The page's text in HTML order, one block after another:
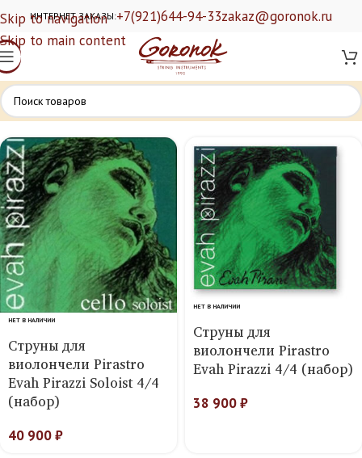
Skip to navigation
Skip to main content
ИНТЕРНЕТ ЗАКАЗЫ:+7(921)644-94-33zakaz@goronok.ru
НЕТ В НАЛИЧИИ
Струны для
виолончели Pirastro
Evah Pirazzi Soloist 4/4
(набор)
40 900₽
НЕТ В НАЛИЧИИ
Струны для
виолончели Pirastro
Evah Pirazzi 4/4 (набор)
38 900₽